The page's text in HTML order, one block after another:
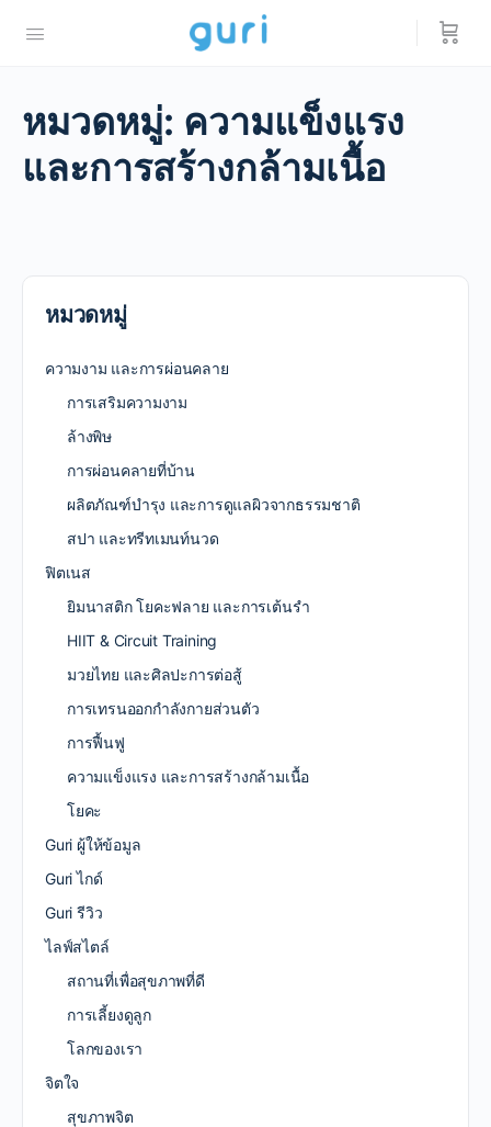
หมวดหมู่: ความแข็งแรง
และการสร้างกล้ามเนื้อ
หมวดหมู่
ความงาม และการผ่อนคลาย
การเสริมความงาม
ล้างพิษ
การผ่อนคลายที่บ้าน
ผลิตภัณฑ์บำรุง และการดูแลผิวจากธรรมชาติ
สปา และทรีทเมนท์นวด
ฟิตเนส
ยิมนาสติก โยคะฟลาย และการเต้นรำ
HIIT & Circuit Training
มวยไทย และศิลปะการต่อสู้
การเทรนออกกำลังกายส่วนตัว
การฟื้นฟู
ความแข็งแรง และการสร้างกล้ามเนื้อ
โยคะ
Guri ผู้ให้ข้อมูล
Guri ไกด์
Guri รีวิว
ไลฟ์สไตล์
สถานที่เพื่อสุขภาพที่ดี
การเลี้ยงดูลูก
โลกของเรา
จิตใจ
สุขภาพจิต